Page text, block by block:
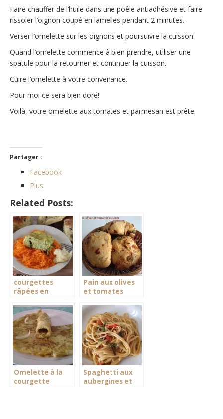
Faire chauffer de l’huile dans une poêle antiadhésive et faire
rissoler l’oignon coupé en lamelles pendant 2 minutes.
Verser l’omelette sur les oignons et poursuivre la cuisson.
Quand l’omelette commence à bien prendre, utiliser une
spatule pour la retourner et continuer la cuisson.
Cuire l’omelette à votre convenance.
Pour moi ce sera bien doré!
Voilà, votre omelette aux tomates et parmesan est prête.
Partager :
Facebook
Plus
Related Posts:
courgettes
râpées en
Pain aux olives
et tomates
Omelette à la
courgette
Spaghetti aux
aubergines et